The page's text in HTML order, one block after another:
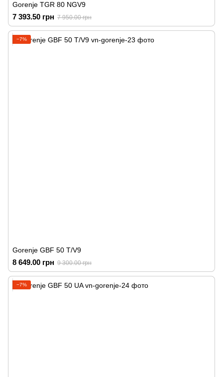
Gorenje TGR 80 NGV9
7 393.50 грн 7 950.00 грн
−7%
Gorenje GBF 50 T/V9
8 649.00 грн 9 300.00 грн
−7%